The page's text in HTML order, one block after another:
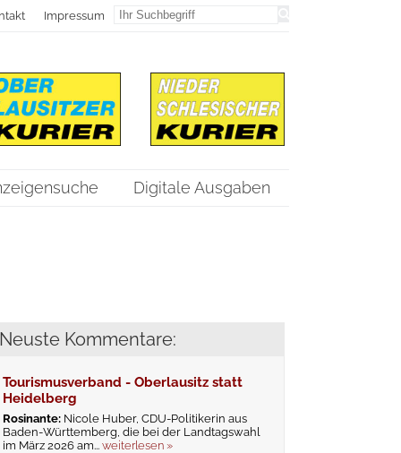
Impressum
Digitale Ausgaben
Neuste Kommentare:
Tourismusverband - Oberlausitz statt
Heidelberg
Rosinante: Nicole Huber, CDU-Politikerin aus
Baden-Württemberg, die bei der Landtagswahl
im März 2026 am...weiterlesen »